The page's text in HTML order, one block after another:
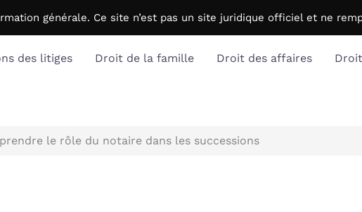
générale. Ce site n’est pas un site juridique officiel et ne
des litiges Droit de la famille Droit des affaires
le rôle du notaire dans les successions